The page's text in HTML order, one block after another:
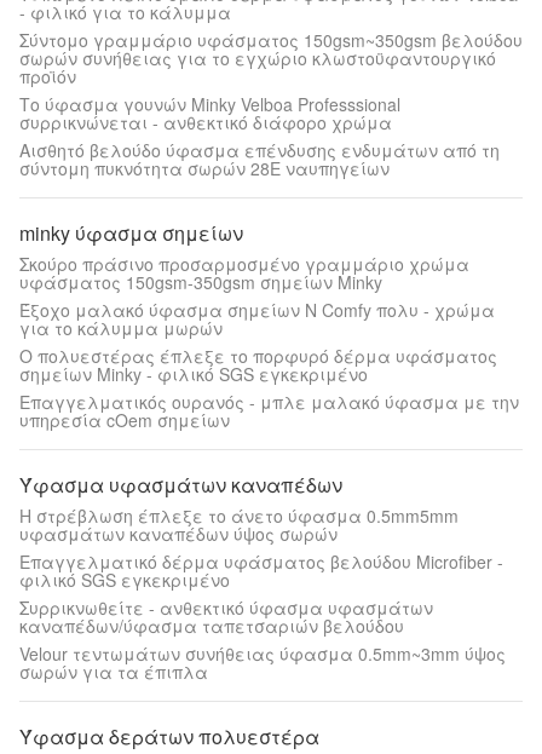
- φιλικό για το κάλυμμα
Σύντομο γραμμάριο υφάσματος 150gsm~350gsm βελούδου
σωρών συνήθειας για το εγχώριο κλωστοϋφαντουργικό
προϊόν
Το ύφασμα γουνών Minky Velboa Professsional
συρρικνώνεται - ανθεκτικό διάφορο χρώμα
Αισθητό βελούδο ύφασμα επένδυσης ενδυμάτων από τη
σύντομη πυκνότητα σωρών 28E ναυπηγείων
minky ύφασμα σημείων
Σκούρο πράσινο προσαρμοσμένο γραμμάριο χρώμα
υφάσματος 150gsm-350gsm σημείων Minky
Έξοχο μαλακό ύφασμα σημείων Ν Comfy πολυ - χρώμα
για το κάλυμμα μωρών
Ο πολυεστέρας έπλεξε το πορφυρό δέρμα υφάσματος
σημείων Minky - φιλικό SGS εγκεκριμένο
Επαγγελματικός ουρανός - μπλε μαλακό ύφασμα με την
υπηρεσία cOem σημείων
Ύφασμα υφασμάτων καναπέδων
Η στρέβλωση έπλεξε το άνετο ύφασμα 0.5mm5mm
υφασμάτων καναπέδων ύψος σωρών
Επαγγελματικό δέρμα υφάσματος βελούδου Microfiber -
φιλικό SGS εγκεκριμένο
Συρρικνωθείτε - ανθεκτικό ύφασμα υφασμάτων
καναπέδων/ύφασμα ταπετσαριών βελούδου
Velour τεντωμάτων συνήθειας ύφασμα 0.5mm~3mm ύψος
σωρών για τα έπιπλα
Ύφασμα δεράτων πολυεστέρα